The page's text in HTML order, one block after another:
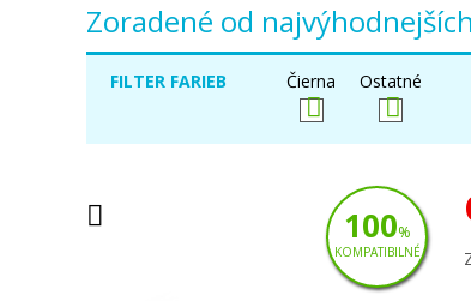
Zoradené od najvýhodnejších
FILTER FARIEB Čierna Ostatné
100%
KOMPATIBILNÉ